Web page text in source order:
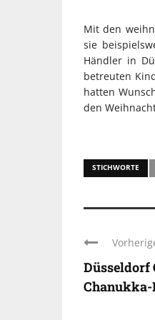
Mit den
sie
Händler in
betreuten
hatten
den
STICHWORTE
Düsseldorf
Chanukka-